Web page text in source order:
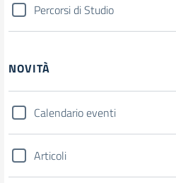
Percorsi di Studio
NOVITÀ
Calendario eventi
Articoli